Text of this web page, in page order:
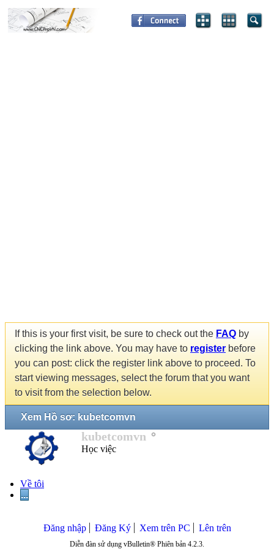
If this is your first visit, be sure to check out the FAQ by
clicking the link above. You may have to register before
you can post: click the register link above to proceed. To
start viewing messages, select the forum that you want
to visit from the selection below.
Xem Hồ sơ: kubetcomvn
kubetcomvn
Học việc
Về tôi
...
Đăng nhập Đăng Ký Xem trên PC Lên trên
Diễn đàn sử dụng vBulletin® Phiên bản 4.2.3.